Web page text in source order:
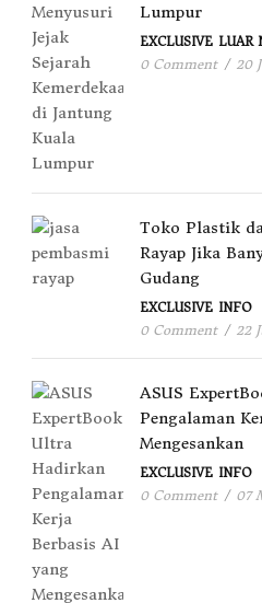
Lumpur
EXCLUSIVE LUAR
0 Comment / 20
Toko Plastik
Rayap Jika
Gudang
EXCLUSIVE INFO
0 Comment / 22
ASUS
Pengalaman
Mengesankan
EXCLUSIVE INFO
0 Comment / 07